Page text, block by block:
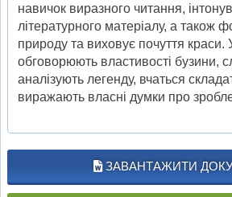
навичок виразного читання,
літературного матеріалу, а також
природу та виховує почуття краси.
обговорюють властивості бузини,
аналізують легенду, вчаться
виражають власні думки про
ЗАВАНТАЖИТИ